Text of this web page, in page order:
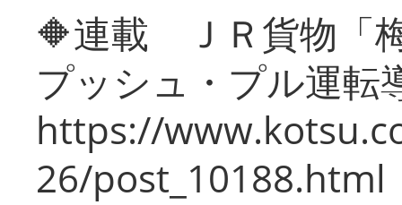
🔶連載 ＪＲ貨物「
プッシュ・プル運転
https://
26/post_10188.html